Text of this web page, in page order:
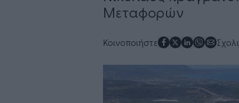
Μεταφορών
Κοινοποιήστε